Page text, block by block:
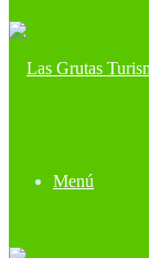
Menú